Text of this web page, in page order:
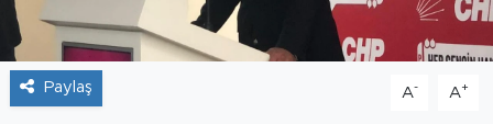
Paylaş A- A+
Söyleşi
Foto Şaka